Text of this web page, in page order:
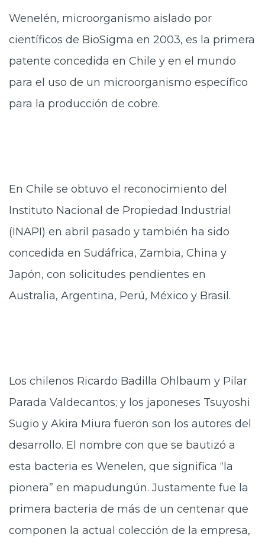
Wenelén, microorganismo aislado por
científicos de BioSigma en 2003, es la primera
patente concedida en Chile y en el mundo
para el uso de un microorganismo específico
para la producción de cobre.
En Chile se obtuvo el reconocimiento del
Instituto Nacional de Propiedad Industrial
(INAPI) en abril pasado y también ha sido
concedida en Sudáfrica, Zambia, China y
Japón, con solicitudes pendientes en
Australia, Argentina, Perú, México y Brasil.
Los chilenos Ricardo Badilla Ohlbaum y Pilar
Parada Valdecantos; y los japoneses Tsuyoshi
Sugio y Akira Miura fueron son los autores del
desarrollo. El nombre con que se bautizó a
esta bacteria es Wenelen, que significa “la
pionera” en mapudungún. Justamente fue la
primera bacteria de más de un centenar que
componen la actual colección de la empresa,